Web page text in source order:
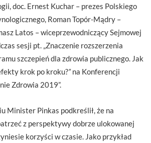
doc. Ernest Kuchar – prezes Polskiego
Roman Topór-Mądry –
Latos – wiceprzewodniczący Sejmowej
sesji pt. „Znaczenie rozszerzenia
szczepień dla zdrowia publicznego. Jak
krok po kroku?”na Konferencji
Zdrowia 2019”.
Minister Pinkas podkreślił, że na
z perspektywy dobrze ulokowanej
korzyści w czasie. Jako przykład